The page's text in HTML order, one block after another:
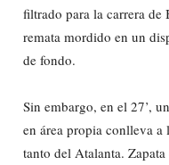
filtrado para la carrera de
remata mordido en un
de fondo.
Sin embargo, en el 27’,
en área propia conlleva
tanto del Atalanta. Zapata